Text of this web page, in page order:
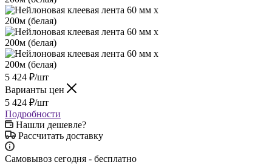
5 424 ₽/шт
Варианты цен
5 424 ₽/шт
Подробности
Нашли дешевле?
Рассчитать доставку
Самовывоз сегодня - бесплатно